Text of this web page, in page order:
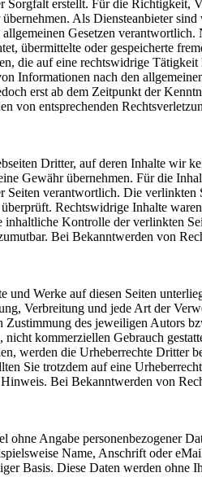
Sorgfalt erstellt. Für die Richtigkeit,
Als Diensteanbieter
Gesetzen
übermittelte oder gespeicherte
die auf eine rechtswidrige
Informationen nach den
erst ab dem Zeitpunkt der
von entsprechenden
Dritter, auf deren Inhalte wir
Gewähr übernehmen. Für die
Seiten verantwortlich. Die
Rechtswidrige Inhalte
Kontrolle der verlinkten
Bei Bekanntwerden von
und Werke auf diesen Seiten
Verbreitung und jede Art der
Zustimmung des jeweiligen Autors
kommerziellen Gebrauch
werden die Urheberrechte Dritter
Sie trotzdem auf eine
Bei Bekanntwerden von
ohne Angabe personenbezogener
Name, Anschrift oder
Basis. Diese Daten werden ohne